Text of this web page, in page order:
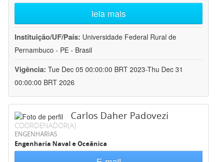
leia mais
Instituição/UF/País: Universidade Federal Rural de
Pernambuco - PE - Brasil
Vigência: Tue Dec 05 00:00:00 BRT 2023-Thu Dec 31
00:00:00 BRT 2026
Carlos Daher Padovezi
COORDENADOR(A)
ENGENHARIAS
Engenharia Naval e Oceânica